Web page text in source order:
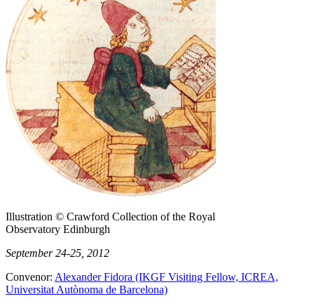
Illustration © Crawford Collection of the Royal
Observatory Edinburgh
September 24-25, 2012
Convenor: Alexander Fidora (IKGF Visiting Fellow, ICREA,
Universitat Autònoma de Barcelona)